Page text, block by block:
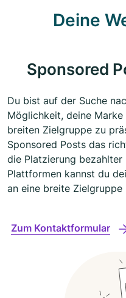
Deine
Sponsored
Du bist auf der Suche
Möglichkeit, deine
breiten Zielgruppe zu
Sponsored Posts das
die Platzierung
Plattformen kannst du
an eine breite Zielgruppe
Zum Kontaktformular